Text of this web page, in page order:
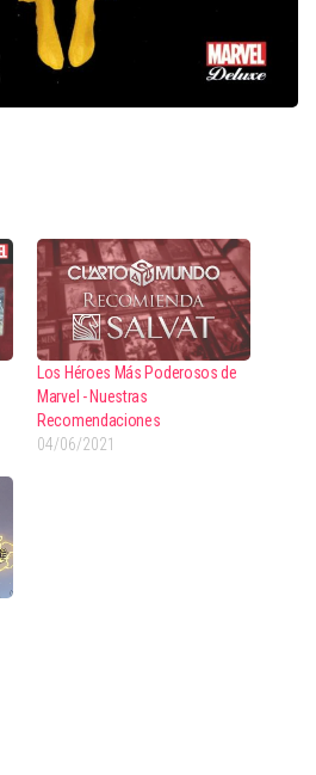
Los Héroes Más Poderosos de
Marvel - Nuestras
Recomendaciones
04/06/2021